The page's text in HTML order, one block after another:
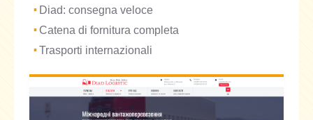
Diad: consegna veloce
Catena di fornitura completa
Trasporti internazionali